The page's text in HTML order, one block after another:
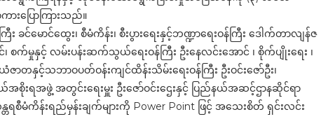
းပြောကြားသည်။
ခင်မောင်ထွေး၊ စီမံကိန်း၊ စီးပွားရေးနှင့်ဘဏ္ဍာရေးဝန်ကြီး ဒေါက်တာလျန်ဇ
၊ စက်မှုနှင့် လမ်းပန်းဆက်သွယ်ရေးဝန်ကြီး ဦးနေလင်းအောင် ၊ စိုက်ပျိုးရေး ၊
ဇာတနှင့်သဘာဝပတ်ဝန်းကျင်ထိန်းသိမ်းရေးဝန်ကြီး ဦးဝင်းဇော်ဦး၊
အစိုးရအဖွဲ့ အတွင်းရေးမှူး ဦးဇော်ဝင်းဌေးနှင့် ပြည်နယ်အဆင့်ဌာနဆိုင်ရာ
ရစီမံကိန်းရည်မှန်းချက်များကို Power Point ဖြင့် အသေးစိတ် ရှင်းလင်း